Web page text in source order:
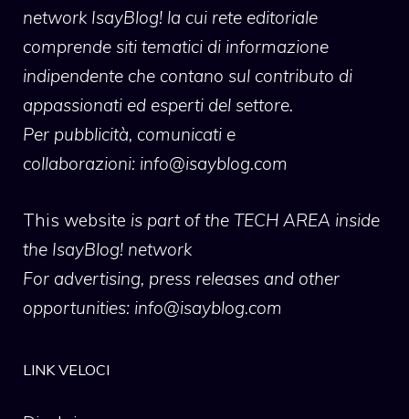
network IsayBlog! la cui rete editoriale
comprende siti tematici di informazione
indipendente che contano sul contributo di
appassionati ed esperti del settore.
Per pubblicità, comunicati e
collaborazioni: info@isayblog.com
This website is part of the TECH AREA inside
the IsayBlog! network
For advertising, press releases and other
opportunities: info@isayblog.com
LINK VELOCI